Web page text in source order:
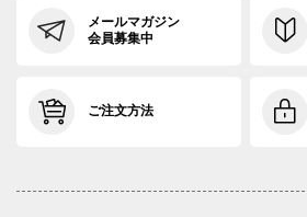
メールマガジン
会員募集中
ご注文方法